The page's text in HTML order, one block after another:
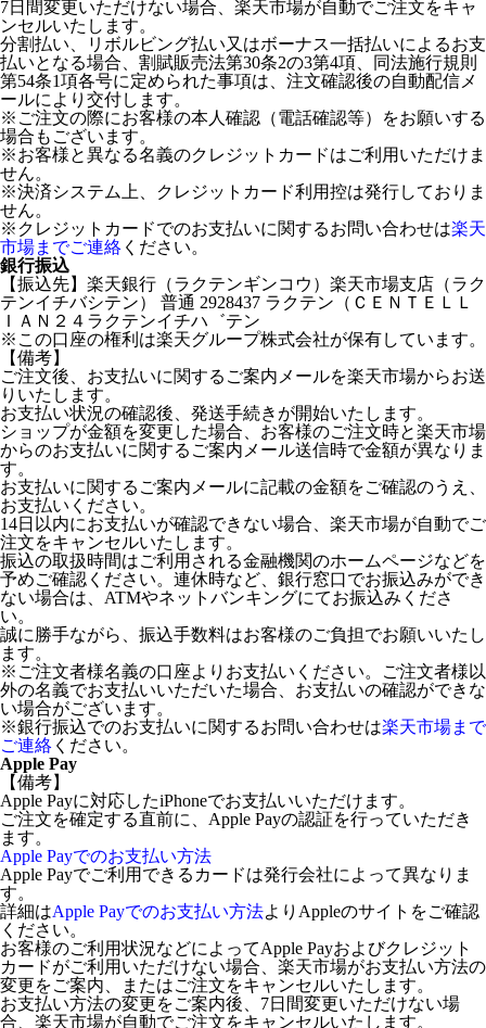
7日間変更いただけない場合、楽天市場が自動でご注文をキャ
ンセルいたします。
分割払い、リボルビング払い又はボーナス一括払いによるお支
払いとなる場合、割賦販売法第30条2の3第4項、同法施行規則
第54条1項各号に定められた事項は、注文確認後の自動配信メ
ールにより交付します。
※ご注文の際にお客様の本人確認（電話確認等）をお願いする
場合もございます。
※お客様と異なる名義のクレジットカードはご利用いただけま
せん。
※決済システム上、クレジットカード利用控は発行しておりま
せん。
※クレジットカードでのお支払いに関するお問い合わせは楽天
市場までご連絡 ください。
銀行振込
【振込先】楽天銀行（ラクテンギンコウ）楽天市場支店（ラク
テンイチバシテン） 普通 2928437 ラクテン（ＣＥＮＴＥＬＬ
ＩＡＮ２４ラクテンイチハ゛テン
※この口座の権利は楽天グループ株式会社が保有しています。
【備考】
ご注文後、お支払いに関するご案内メールを楽天市場からお送
りいたします。
お支払い状況の確認後、発送手続きが開始いたします。
ショップが金額を変更した場合、お客様のご注文時と楽天市場
からのお支払いに関するご案内メール送信時で金額が異なりま
す。
お支払いに関するご案内メールに記載の金額をご確認のうえ、
お支払いください。
14日以内にお支払いが確認できない場合、楽天市場が自動でご
注文をキャンセルいたします。
振込の取扱時間はご利用される金融機関のホームページなどを
予めご確認ください。連休時など、銀行窓口でお振込みができ
ない場合は、ATMやネットバンキングにてお振込みくださ
い。
誠に勝手ながら、振込手数料はお客様のご負担でお願いいたし
ます。
※ご注文者様名義の口座よりお支払いください。ご注文者様以
外の名義でお支払いいただいた場合、お支払いの確認ができな
い場合がございます。
※銀行振込でのお支払いに関するお問い合わせは楽天市場まで
ご連絡 ください。
Apple Pay
【備考】
Apple Payに対応したiPhoneでお支払いいただけます。
ご注文を確定する直前に、Apple Payの認証を行っていただき
ます。
Apple Payでのお支払い方法
Apple Payでご利用できるカードは発行会社によって異なりま
す。
詳細はApple Payでのお支払い方法よりAppleのサイトをご確認
ください。
お客様のご利用状況などによってApple Payおよびクレジット
カードがご利用いただけない場合、楽天市場がお支払い方法の
変更をご案内、またはご注文をキャンセルいたします。
お支払い方法の変更をご案内後、7日間変更いただけない場
合、楽天市場が自動でご注文をキャンセルいたします。